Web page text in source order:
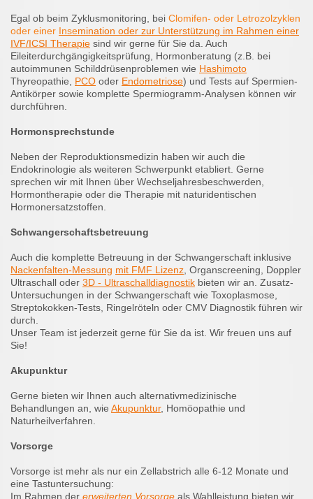
Egal ob beim Zyklusmonitoring, bei Clomifen- oder Letrozolzyklen
oder einer Insemination oder zur Unterstützung im Rahmen einer
IVF/ICSI Therapie sind wir gerne für Sie da. Auch
Eileiterdurchgängigkeitsprüfung, Hormonberatung (z.B. bei
autoimmunen Schilddrüsenproblemen wie Hashimoto
Thyreopathie, PCO oder Endometriose) und Tests auf Spermien-
Antikörper sowie komplette Spermiogramm-Analysen können wir
durchführen.
Hormonsprechstunde
Neben der Reproduktionsmedizin haben wir auch die
Endokrinologie als weiteren Schwerpunkt etabliert. Gerne
sprechen wir mit Ihnen über Wechseljahresbeschwerden,
Hormontherapie oder die Therapie mit naturidentischen
Hormonersatzstoffen.
Schwangerschaftsbetreuung
Auch die komplette Betreuung in der Schwangerschaft inklusive
Nackenfalten-Messung mit FMF Lizenz, Organscreening, Doppler
Ultraschall oder 3D - Ultraschalldiagnostik bieten wir an. Zusatz-
Untersuchungen in der Schwangerschaft wie Toxoplasmose,
Streptokokken-Tests, Ringelröteln oder CMV Diagnostik führen wir
durch.
Unser Team ist jederzeit gerne für Sie da ist. Wir freuen uns auf
Sie!
Akupunktur
Gerne bieten wir Ihnen auch alternativmedizinische
Behandlungen an, wie Akupunktur, Homöopathie und
Naturheilverfahren.
Vorsorge
Vorsorge ist mehr als nur ein Zellabstrich alle 6-12 Monate und
eine Tastuntersuchung:
Im Rahmen der erweiterten Vorsorge als Wahlleistung bieten wir